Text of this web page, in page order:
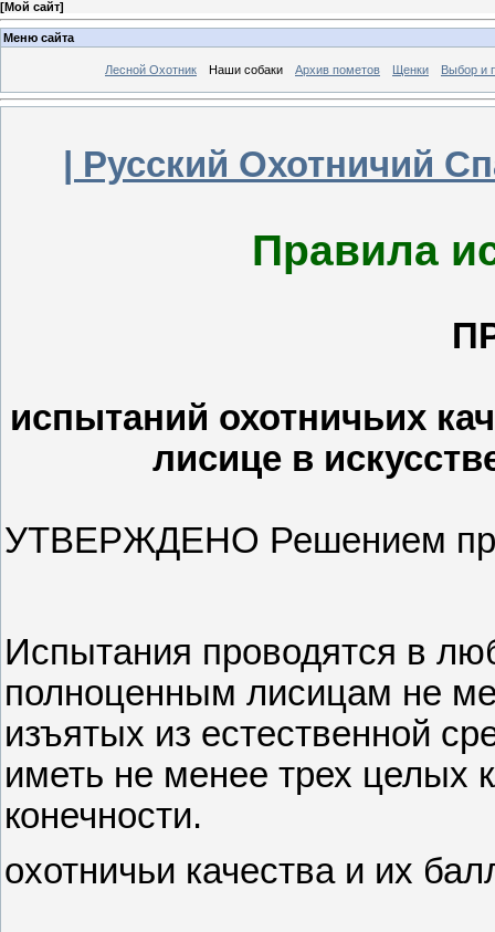
[Мой сайт]
Меню сайта
Лесной Охотник Наши собаки Архив пометов Щенки Выбор и
| Русский Охотничий
Правила
испытаний охотничьих
лисице в
УТВЕРЖДЕНО Решением
Испытания проводятся в
полноценным лисицам не
изъятых из естественной
иметь не менее трех целых
конечности.
охотничьи качества и их